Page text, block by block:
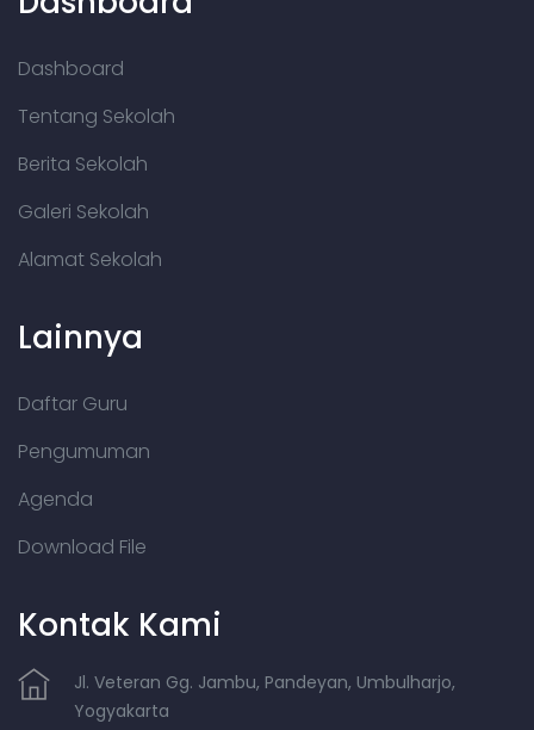
Dashboard
Tentang Sekolah
Berita Sekolah
Galeri Sekolah
Alamat Sekolah
Lainnya
Daftar Guru
Pengumuman
Agenda
Download File
Kontak Kami
Jl. Veteran Gg. Jambu, Pandeyan, Umbulharjo,
Yogyakarta